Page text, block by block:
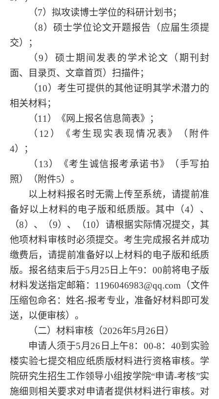
（7）拟攻读博士学位的科研计划书；
（8）硕士学位论文开题报告（应届生须提
交）；
（9）硕士期间发表的学术论文（期刊封
面、目录页、文章首页）扫描件；
（10）考生可提供的其他证明其学术潜力的
相关材料；
（11）《网上报名信息简表》；
（ 12）《考生现实表现情况表》（附件
4）；
（ 13）《考生诚信报考承诺书》（手写拍
照）（附件5）。
以上材料报名时无需上传至系统，请提前准
备好以上材料的电子版和纸质版。其中（4）、
（8）、（9）、（10）请根据实际情况提交，其
他项材料审核时必须提交。考生完成报名并成功
缴费后，请提前准备好以上材料的电子版和纸质
版。报名结束后于5月 25 日 上午9： 00前将电子版
材料发送指定邮箱：1196046983@qq.com （文件
压缩包命名：姓名-报考专业，准备好材料即可发
送，以便审核） 。
（二）材料审核 （2026年5月 26日 ）
申请人须于5月26日上午8：00-8：40到实验
楼实验七提交相应纸质版材料进行资格审核。学
院研究生招生工作领导小组按学院“申请-考核”实
施细则相关要求对申请者提供材料进行审核。对